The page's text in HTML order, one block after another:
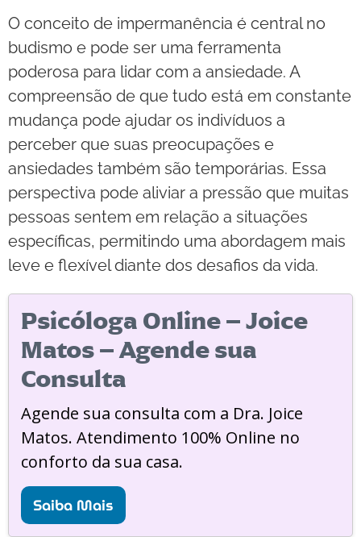
O conceito de impermanência é central no
budismo e pode ser uma ferramenta
poderosa para lidar com a ansiedade. A
compreensão de que tudo está em constante
mudança pode ajudar os indivíduos a
perceber que suas preocupações e
ansiedades também são temporárias. Essa
perspectiva pode aliviar a pressão que muitas
pessoas sentem em relação a situações
específicas, permitindo uma abordagem mais
leve e flexível diante dos desafios da vida.
Psicóloga Online – Joice
Matos – Agende sua
Consulta
Agende sua consulta com a Dra. Joice
Matos. Atendimento 100% Online no
conforto da sua casa.
Saiba Mais